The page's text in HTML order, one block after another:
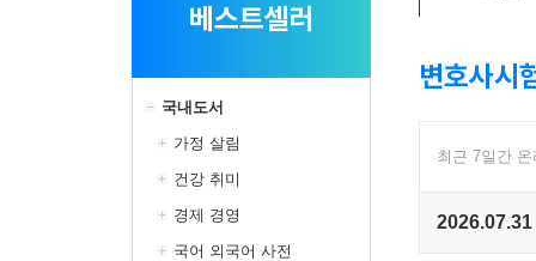
베스트셀러
국내도서
가정 살림
건강 취미
경제 경영
국어 외국어 사전
변호사시
최근 7일간